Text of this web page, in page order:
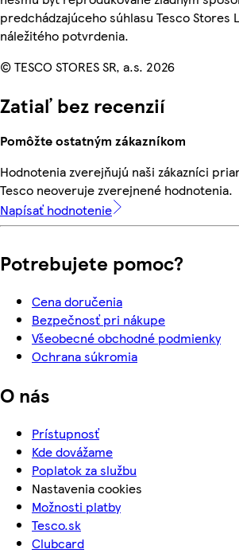
predchádzajúceho súhlasu Tesco Stores
náležitého potvrdenia.
© TESCO STORES SR, a.s. 2026
Zatiaľ bez recenzií
Pomôžte ostatným zákazníkom
Hodnotenia zverejňujú naši zákazníci
Tesco neoveruje zverejnené hodnotenia.
Napísať hodnotenie
Potrebujete pomoc?
Cena doručenia
Bezpečnosť pri nákupe
Všeobecné obchodné podmienky
Ochrana súkromia
O nás
Prístupnosť
Kde dovážame
Poplatok za službu
Nastavenia cookies
Možnosti platby
Tesco.sk
Clubcard